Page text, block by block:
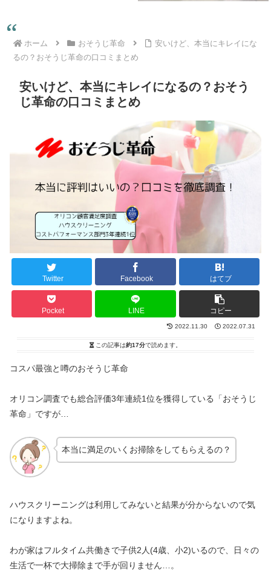
ホーム おそうじ革命
安いけど、本当にキレイにな
るの？おそうじ革命の口コミまとめ
安いけど、本当にキレイになるの？おそう
じ革命の口コミまとめ
Twitter Facebook はてブ
Pocket LINE コピー
2022.11.30 2022.07.31
この記事は約17分で読めます。
コスパ最強と噂のおそうじ革命
オリコン調査でも総合評価3年連続1位を獲得している「おそうじ
革命」ですが…
本当に満足のいくお掃除をしてもらえるの？
ハウスクリーニングは利用してみないと結果が分からないので気
になりますよね。
わが家はフルタイム共働きで子供2人(4歳、小2)いるので、日々の
生活で一杯で大掃除まで手が回りません…。